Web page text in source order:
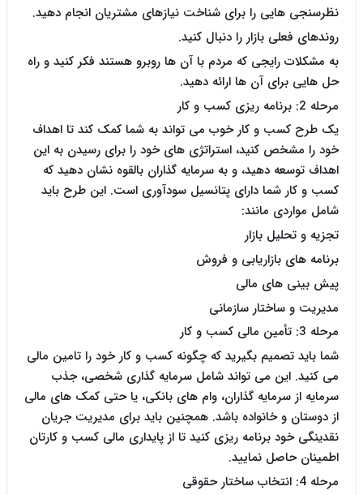
نظرسنجی هایی را برای شناخت نیازهای مشتریان انجام دهید.
روندهای فعلی بازار را دنبال کنید.
به مشکلات رایجی که مردم با آن ها روبرو هستند فکر کنید و راه
حل هایی برای آن ها ارائه دهید.
مرحله 2: برنامه ریزی کسب و کار
یک طرح کسب و کار خوب می تواند به شما کمک کند تا اهداف
خود را مشخص کنید، استراتژی های خود را برای رسیدن به این
اهداف توسعه دهید، و به سرمایه گذاران بالقوه نشان دهید که
کسب و کار شما دارای پتانسیل سودآوری است. این طرح باید
شامل مواردی مانند:
تجزیه و تحلیل بازار
برنامه های بازاریابی و فروش
پیش بینی های مالی
مدیریت و ساختار سازمانی
مرحله 3: تأمین مالی کسب و کار
شما باید تصمیم بگیرید که چگونه کسب و کار خود را تامین مالی
می کنید. این می تواند شامل سرمایه گذاری شخصی، جذب
سرمایه از سرمایه گذاران، وام های بانکی، یا حتی کمک های مالی
از دوستان و خانواده باشد. همچنین باید برای مدیریت جریان
نقدینگی خود برنامه ریزی کنید تا از پایداری مالی کسب و کارتان
اطمینان حاصل نمایید.
مرحله 4: انتخاب ساختار حقوقی